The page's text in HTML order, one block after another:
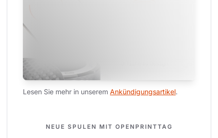
Lesen Sie mehr in unserem Ankündigungsartikel.
NEUE SPULEN MIT OPENPRINTTAG